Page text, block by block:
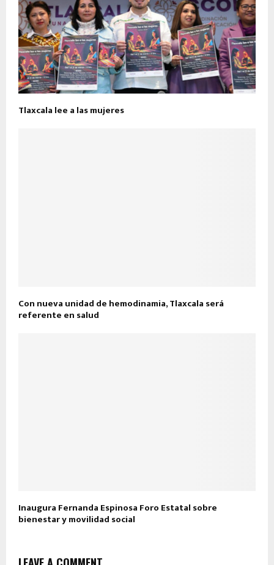
Tlaxcala lee a las mujeres
Con nueva unidad de hemodinamia, Tlaxcala será
referente en salud
Inaugura Fernanda Espinosa Foro Estatal sobre
bienestar y movilidad social